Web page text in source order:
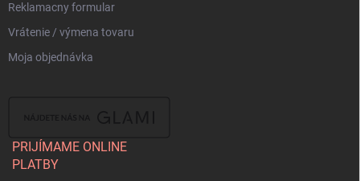
Reklamacny formular
Vrátenie / výmena tovaru
Moja objednávka
PRIJÍMAME ONLINE
PLATBY